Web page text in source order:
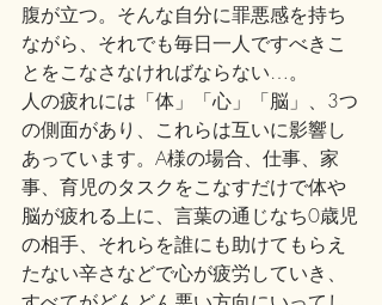
腹が立つ。そんな自分に罪悪感を持ち
ながら、それでも毎日一人ですべきこ
とをこなさなければならない…。
人の疲れには「体」「心」「脳」、3つ
の側面があり、これらは互いに影響し
あっています。A様の場合、仕事、家
事、育児のタスクをこなすだけで体や
脳が疲れる上に、言葉の通じなち0歳児
の相手、それらを誰にも助けてもらえ
たない辛さなどで心が疲労していき、